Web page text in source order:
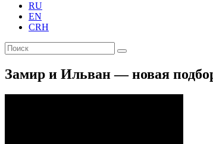
RU
EN
CRH
Замир и Ильван — новая